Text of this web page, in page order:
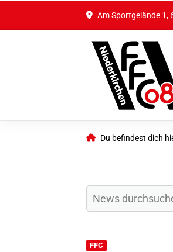
Am Sportgelände 1,
Du befindest dich
FFC